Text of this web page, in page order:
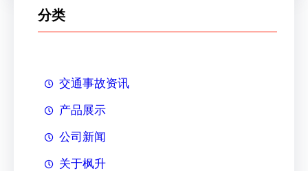
分类
交通事故资讯
产品展示
公司新闻
关于枫升